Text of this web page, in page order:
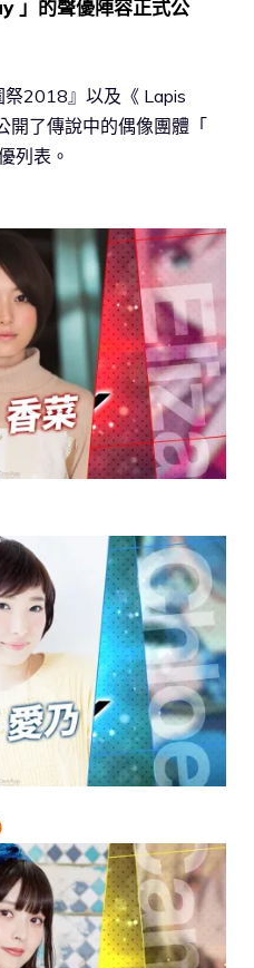
」的聲優陣容正式公
祭2018』以及《 Lapis
開了傳說中的偶像團體「
列表。